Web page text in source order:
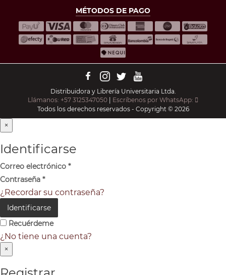
MÉTODOS DE PAGO
Distribuidora y Librería Universitaria Ltda.
Llámanos: +57 3125347050
Escríbenos por WhatsApp:
Todos los derechos reservados - Copyright © 2026
×
Identificarse
Correo electrónico *
Contraseña *
¿Recordar su contraseña?
Identificarse
Recuérdeme
¿No tiene una cuenta?
×